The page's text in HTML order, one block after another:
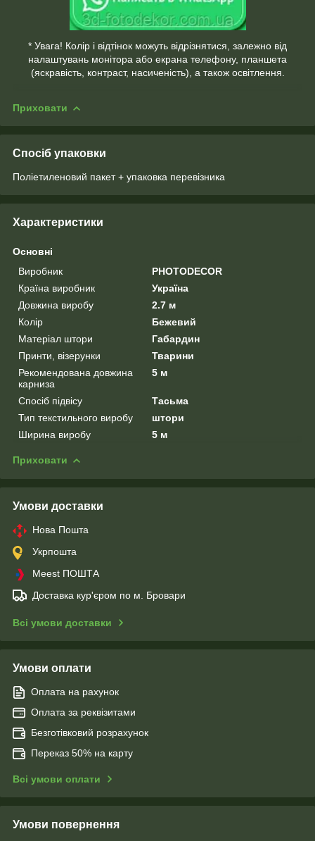
* Увага! Колір і відтінок можуть відрізнятися, залежно від
налаштувань монітора або екрана телефону, планшета
(яскравість, контраст, насиченість), а також освітлення.
Приховати
Спосіб упаковки
Поліетиленовий пакет + упаковка перевізника
Характеристики
Основні
Виробник
PHOTODECOR
Країна виробник
Україна
Довжина виробу
2.7 м
Колір
Бежевий
Матеріал штори
Габардин
Принти, візерунки
Тварини
Рекомендована довжина
карниза
5 м
Спосіб підвісу
Тасьма
Тип текстильного виробу
штори
Ширина виробу
5 м
Приховати
Умови доставки
Нова Пошта
Укрпошта
Meest ПОШТА
Доставка кур'єром по м. Бровари
Всі умови доставки
Умови оплати
Оплата на рахунок
Оплата за реквізитами
Безготівковий розрахунок
Переказ 50% на карту
Всі умови оплати
Умови повернення